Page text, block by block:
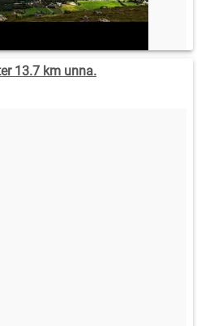
13.7 km unna.